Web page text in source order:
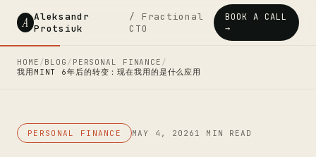
A Aleksandr
Protsiuk
/ Fractional
CTO
BOOK A CALL
→
HOME /BLOG / PERSONAL FINANCE /
我用MINT 6年后的转变：现在我用的是什么应用
PERSONAL FINANCE MAY 4, 2026 1 MIN READ